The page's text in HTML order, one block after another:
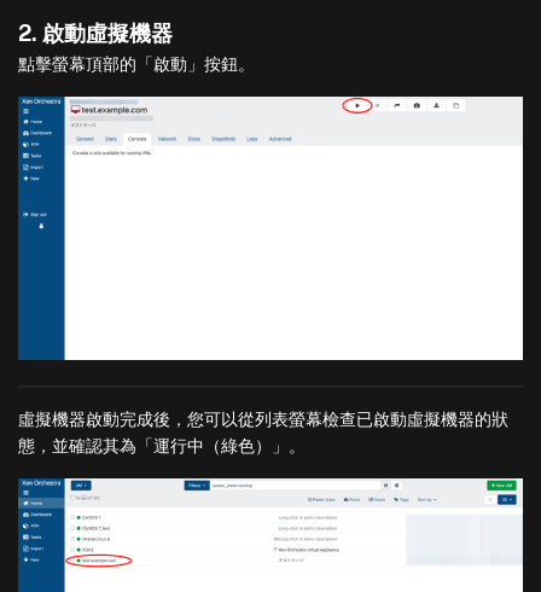
2. 啟動虛擬機器
點擊螢幕頂部的「啟動」按鈕。
虛擬機器啟動完成後，您可以從列表螢幕檢查已啟動虛擬機器的狀
態，並確認其為「運行中（綠色）」。